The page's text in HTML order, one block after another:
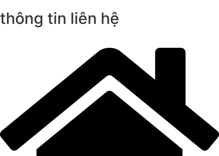
thông tin liên hệ